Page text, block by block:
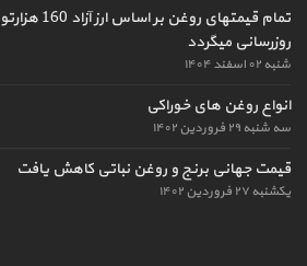
تمام
روزرسانی میگردد
شنبه ۰۲ اسفند ۱۴۰۴
انواع روغن های خوراکی
سه شنبه ۲۹ فروردین ۱۴۰۲
قیمت جهانی برنج و روغن نباتی کاهش یافت
یکشنبه ۲۷ فروردین ۱۴۰۲